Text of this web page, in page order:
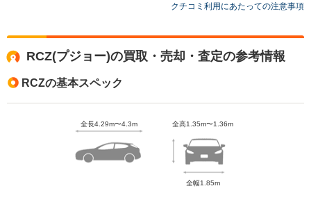
クチコミ利用にあたっての注意事項
RCZ(プジョー)の買取・売却・査定の参考情報
RCZの基本スペック
全長4.29m〜4.3m 全高1.35m〜1.36m
全幅1.85m